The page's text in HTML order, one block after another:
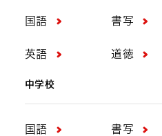
国語 書写
英語 道徳
中学校
国語 書写